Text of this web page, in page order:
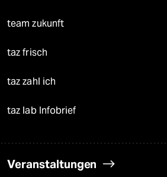
team zukunft
taz frisch
taz zahl ich
taz lab Infobrief
Veranstaltungen